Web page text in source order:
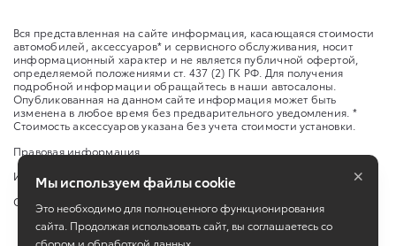
Вся представленная на сайте информация, касающаяся стоимости
автомобилей, аксессуаров* и сервисного обслуживания, носит
информационный характер и не является публичной офертой,
определяемой положениями ст. 437 (2) ГК РФ. Для получения
подробной информации обращайтесь в наши автосалоны.
Опубликованная на данном сайте информация может быть
изменена в любое время без предварительного уведомления. *
Стоимость аксессуаров указана без учета стоимости установки.
Правовая информация
Изменить настройку cookies
Сбросить cookie
Мы используем файлы cookie
Это необходимо для полноценного функционирования
сайта. Продолжая использовать сайт, вы соглашаетесь со
сбором и обработкой данных.
×